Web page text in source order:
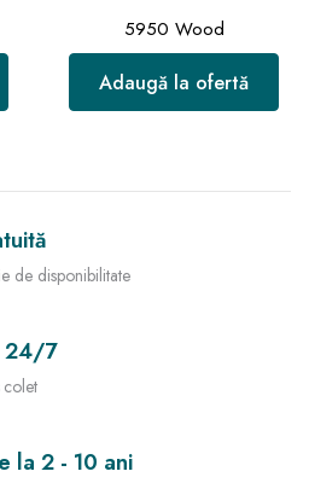
5950 Wood
Adaugă la ofertă
de disponibilitate
24/7
colet
la 2 - 10 ani